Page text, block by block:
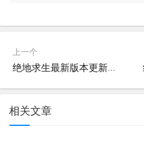
上一个
绝地求生最新版本更新公告-绝地求生1.2版本更新详细内容
相关文章